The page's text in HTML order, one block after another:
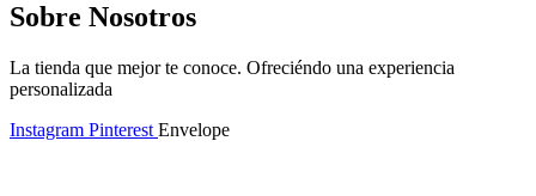
Sobre Nosotros
La tienda que mejor te conoce. Ofreciéndo una experiencia
personalizada
Instagram Pinterest Envelope